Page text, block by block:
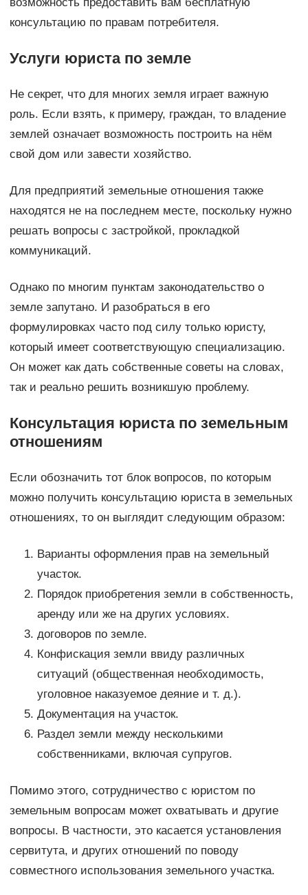
возможность предоставить вам бесплатную
консультацию по правам потребителя.
Услуги юриста по земле
Не секрет, что для многих земля играет важную
роль. Если взять, к примеру, граждан, то владение
землей означает возможность построить на нём
свой дом или завести хозяйство.
Для предприятий земельные отношения также
находятся не на последнем месте, поскольку нужно
решать вопросы с застройкой, прокладкой
коммуникаций.
Однако по многим пунктам законодательство о
земле запутано. И разобраться в его
формулировках часто под силу только юристу,
который имеет соответствующую специализацию.
Он может как дать собственные советы на словах,
так и реально решить возникшую проблему.
Консультация юриста по земельным
отношениям
Если обозначить тот блок вопросов, по которым
можно получить консультацию юриста в земельных
отношениях, то он выглядит следующим образом:
Варианты оформления прав на земельный
участок.
Порядок приобретения земли в собственность,
аренду или же на других условиях.
договоров по земле.
Конфискация земли ввиду различных
ситуаций (общественная необходимость,
уголовное наказуемое деяние и т. д.).
Документация на участок.
Раздел земли между несколькими
собственниками, включая супругов.
Помимо этого, сотрудничество с юристом по
земельным вопросам может охватывать и другие
вопросы. В частности, это касается установления
сервитута, и других отношений по поводу
совместного использования земельного участка.